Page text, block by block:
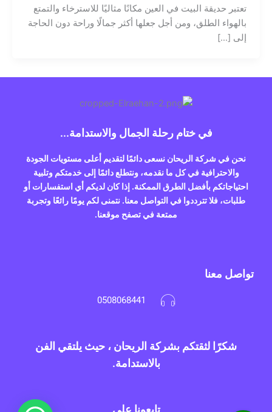
تعتبر حديقة البيت في العين مكانًا مثاليًا للاسترخاء والتمتع
بالهواء الطلق، ومن أجل جعلها أكثر جمالًا وراحة دون الحاجة
إلى […]
في ختام رحلة الجمال والاستدامة...
نحن في شركة الريحان نسعى دائمًا لتقديم أعلى مستويات الجودة
والاحترافية في كل ما نقدمه، ونتطلع دائمًا إلى خدمتكم وتلبية
احتياجاتكم بأفضل الطرق الممكنة. إذا كان لديكم أي استفسارات أو
طلبات، فلا تترددوا في التواصل معنا. نتمنى لكم يومًا رائعًا وتجربة
ممتعة في تصفح موقعنا.
تواصل معنا
0508068441
شكرًا لثقتكم بشركة الريحان ، حيث يلتقي الفن
بالاستدامة.
تابعونا علي